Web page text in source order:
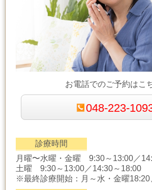
お電話でのご予約はこ
048-223-
診療時間
月曜〜水曜・金曜 9:30～13:00／
土曜 9:30～13:00／14:30～18:00
※最終診療開始：月～水・金曜18:20